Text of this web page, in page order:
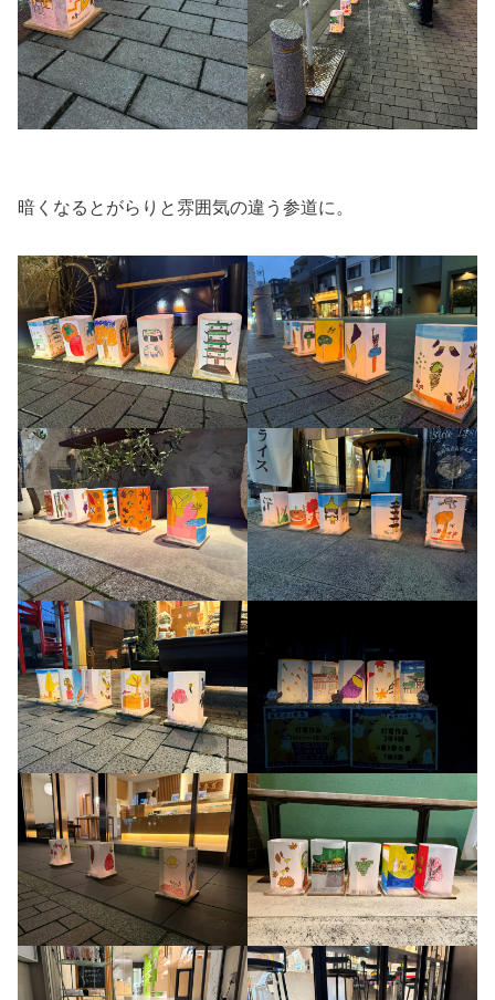
暗くなるとがらりと雰囲気の違う参道に。